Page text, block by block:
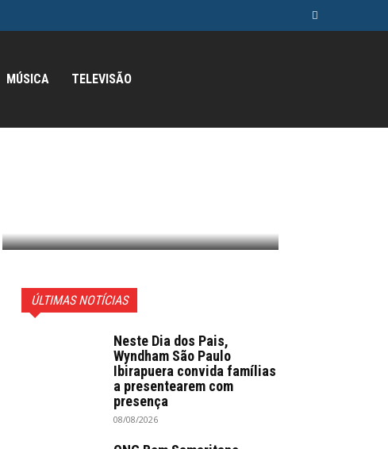
MÚSICA TELEVISÃO
ÚLTIMAS NOTÍCIAS
Neste Dia dos Pais,
Wyndham São Paulo
Ibirapuera convida famílias
a presentearem com
presença
08/08/2026